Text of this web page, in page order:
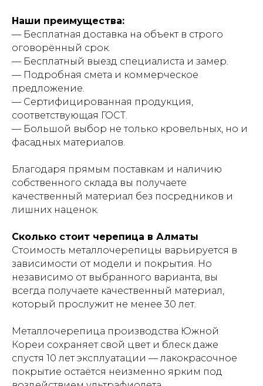
Наши преимущества:
— Бесплатная доставка на объект в строго
оговорённый срок.
— Бесплатный выезд специалиста и замер.
— Подробная смета и коммерческое
предложение.
— Сертифицированная продукция,
соответствующая ГОСТ.
— Большой выбор не только кровельных, но и
фасадных материалов.
Благодаря прямым поставкам и наличию
собственного склада вы получаете
качественный материал без посредников и
лишних наценок.
Сколько стоит черепица в Алматы
Стоимость металлочерепицы варьируется в
зависимости от модели и покрытия. Но
независимо от выбранного варианта, вы
всегда получаете качественный материал,
который прослужит не менее 30 лет.
Металлочерепица производства Южной
Кореи сохраняет свой цвет и блеск даже
спустя 10 лет эксплуатации — лакокрасочное
покрытие остаётся неизменно ярким под